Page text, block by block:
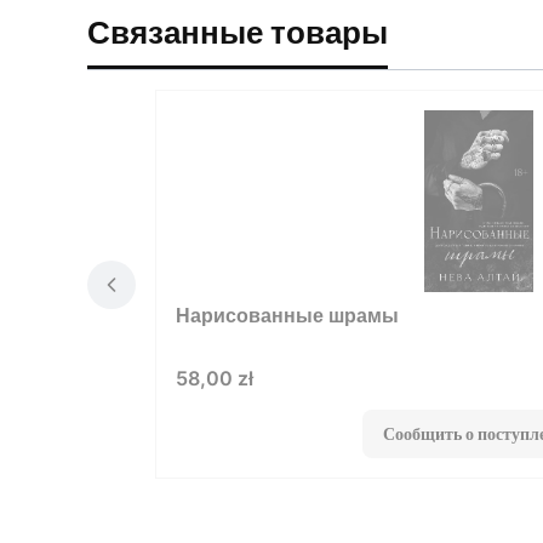
Связанные товары
Нарисованные шрамы
Цена
58,00 zł
Сообщить о